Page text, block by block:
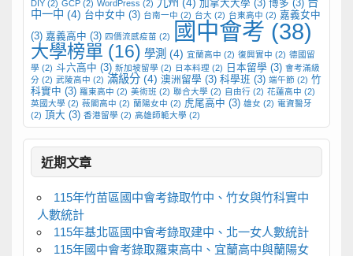
DIY(2) GCP(2) WordPress (2) 九州 (4) 加拿大大學 (3) 博多 (3) 台
中一中 (4) 台中女中 (3) 台南一中 (2) 台大 (2) 台東高中 (2) 嘉義女中
(3) 嘉義高中 (3) 四價流感疫苗 (2) 國中會考 (38)
大學榜單 (16) 學測 (4) 宜蘭高中 (2) 復興實中 (2) 德國留
學 (2) 斗六高中 (3) 新加坡留學 (2) 日本料理 (2) 日本留學 (3) 會考滿級
分(2) 武陵高中 (2) 滿級分(4) 澳洲留學 (3) 科學班 (3) 端午節(2) 竹
科實中 (3) 羅東高中 (2) 美術班 (2) 聯合大學 (2) 自由行(2) 花蓮高中 (2)
英國大學 (2) 薇閣高中 (2) 蘭陽女中 (2) 虎尾高中 (3) 雄女 (2) 電資醫牙
(2)
頂大 (3) 香港留學 (2) 高雄師範大學 (2)
近期文章
115年竹苗區國中會考錄取竹中、竹女與竹科實中
人數統計
115年基北區國中會考錄取建中、北一女人數統計
115年國中會考錄取羅東高中、宜蘭高中與蘭陽女